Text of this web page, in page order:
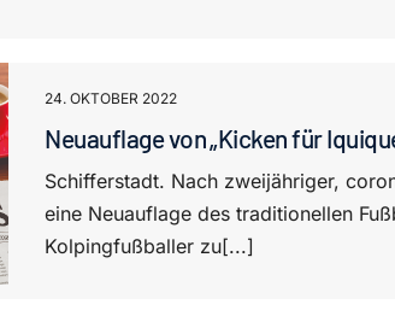
24. OKTOBER 2022
Neuauflage von „Kicken für
Schifferstadt. Nach zweijähriger,
eine Neuauflage des traditionellen
Kolpingfußballer zu[...]